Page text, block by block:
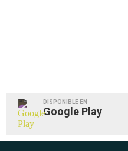
DISPONIBLE EN
Google Play